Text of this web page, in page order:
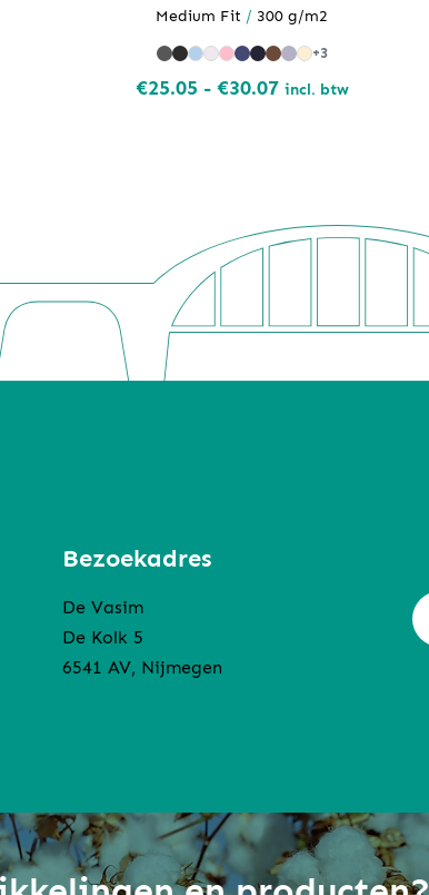
Medium Fit / 300 g/m2
+3
€25.05 - €30.07Prijsklasse:
incl. btw
Bezoekadres
De Vasim
De Kolk 5
6541 AV, Nijmegen